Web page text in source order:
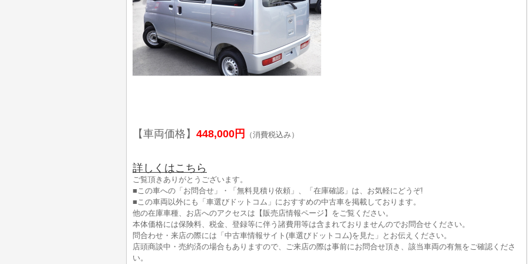
【車両価格】 448,000円 （消費税込み）
詳しくはこちら
ご覧頂きありがとうございます。
■この車への「お問合せ」・「無料見積り依頼」、「在庫確認」は、お気軽にどうぞ!
■この車両以外にも「車選びドットコム」におすすめの中古車を掲載しております。
他の在庫車種、お店へのアクセスは【販売店情報ページ】をご覧ください。
本体価格には保険料、税金、登録等に伴う諸費用等は含まれておりませんのでお問合せください。
問合わせ・来店の際には「中古車情報サイト(車選びドットコム)を見た」とお伝えください。
店頭商談中・売約済の場合もありますので、ご来店の際は事前にお問合せ頂き、該当車両の有無をご確認くださ
い。